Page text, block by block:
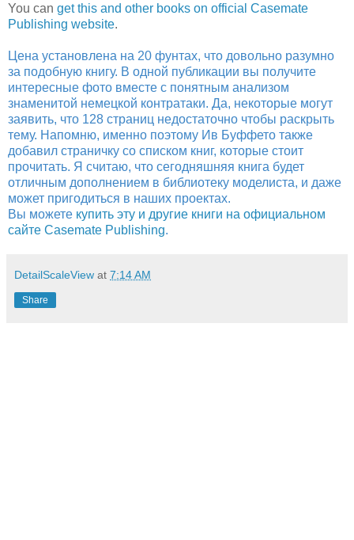
You can get this and other books on official Casemate
Publishing website.
Цена установлена на 20 фунтах, что довольно разумно
за подобную книгу. В одной публикации вы получите
интересные фото вместе с понятным анализом
знаменитой немецкой контратаки. Да, некоторые могут
заявить, что 128 страниц недостаточно чтобы раскрыть
тему. Напомню, именно поэтому Ив Буффето также
добавил страничку со списком книг, которые стоит
прочитать. Я считаю, что сегодняшняя книга будет
отличным дополнением в библиотеку моделиста, и даже
может пригодиться в наших проектах.
Вы можете купить эту и другие книги на официальном
сайте Casemate Publishing.
DetailScaleView at 7:14 AM
Share